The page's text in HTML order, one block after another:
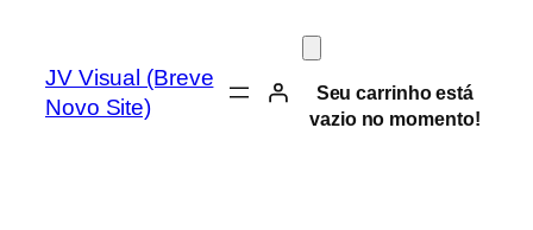
conteúdo
JV Visual (Breve
Novo Site)
Seu carrinho está
vazio no momento!